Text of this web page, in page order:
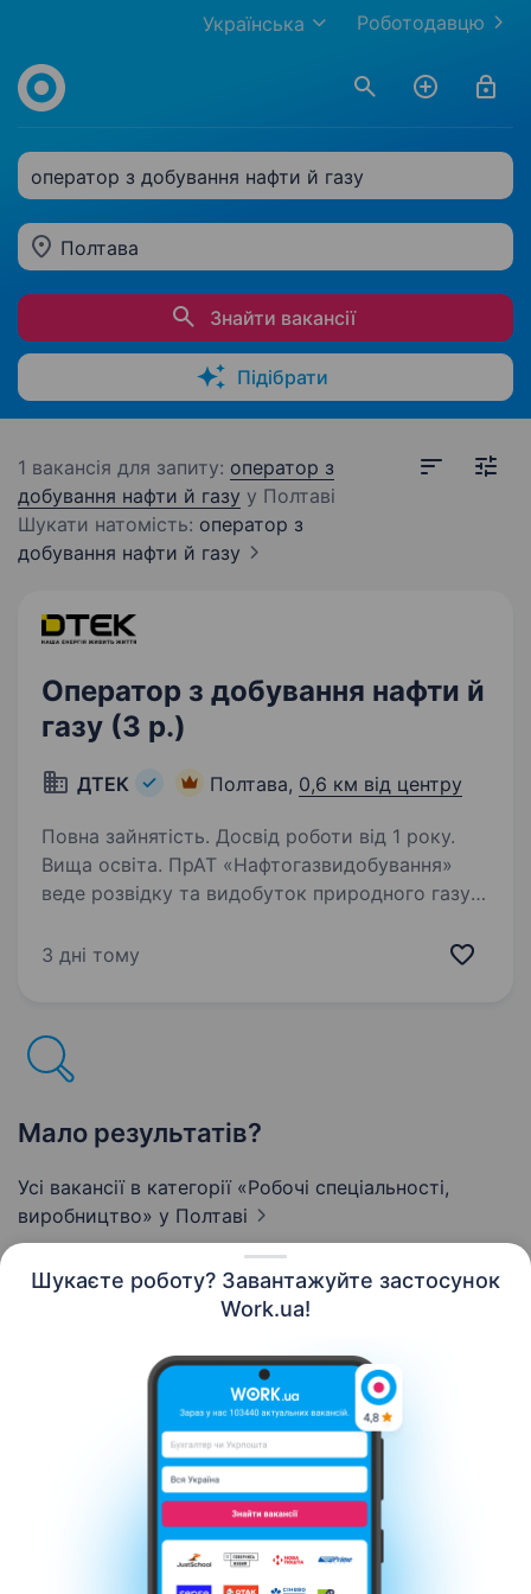
Шукаєте роботу? Завантажуйте застосунок
Work.ua!
Роботодавцю
Українська
оператор з добування нафти й газу
Полтава
Знайти вакансії
Підібрати
1 вакансія для запиту: оператор з
добування нафти й газу у Полтаві
Шукати натомість: оператор з
добування нафти й газу
Оператор з добування нафти й
газу (3 р.)
ДТЕК Полтава, 0,6 км від центру
Повна зайнятість. Досвід роботи від 1 року.
Вища освіта. ПрАТ «Нафтогазвидобування»
веде розвідку та видобуток природного газу
Компанія входить до операційного холдингу
3 дні тому
Мало результатів?
Усі вакансії в категорії «Робочі спеціальності,
виробництво» у Полтаві
Контакти Про нас
Кар’єра
Допомога Умови використання